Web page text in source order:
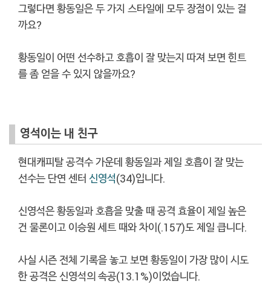
그렇다면 황동일은 두 가지 스타일에 모두 장점이 있는 걸
까요?
황동일이 어떤 선수하고 호흡이 잘 맞는지 따져 보면 힌트
를 좀 얻을 수 있지 않을까요?
영석이는 내 친구
현대캐피탈 공격수 가운데 황동일과 제일 호흡이 잘 맞는
선수는 단연 센터 신영석(34)입니다.
신영석은 황동일과 호흡을 맞출 때 공격 효율이 제일 높은
건 물론이고 이승원 세트 때와 차이(.157)도 제일 큽니다.
사실 시즌 전체 기록을 놓고 보면 황동일이 가장 많이 시도
한 공격은 신영석의 속공(13.1%)이었습니다.